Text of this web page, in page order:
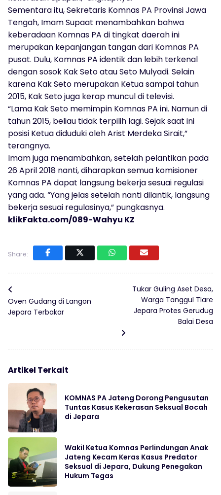
Sementara itu, Sekretaris Komnas PA Provinsi Jawa
Tengah, Imam Supaat menambahkan bahwa
keberadaan Komnas PA di tingkat daerah ini
merupakan kepanjangan tangan dari Komnas PA
pusat. Dulu, Komnas PA identik dan lebih terkenal
dengan sosok Kak Seto atau Seto Mulyadi. Selain
karena Kak Seto merupakan Ketua sampai tahun
2015, Kak Seto juga kerap muncul di televisi.
“Lama Kak Seto memimpin Komnas PA ini. Namun di
tahun 2015, beliau tidak terpilih lagi. Sejak saat ini
posisi Ketua diduduki oleh Arist Merdeka Sirait,”
terangnya.
Imam juga menambahkan, setelah pelantikan pada
26 April 2018 nanti, diharapkan semua komisioner
Komnas PA dapat langsung bekerja sesuai regulasi
yang ada. “Yang jelas setelah nanti dilantik, langsung
bekerja sesuai regulasinya,” pungkasnya.
klikFakta.com/089-Wahyu KZ
Share:
Oven Gudang di Langon
Jepara Terbakar
Tukar Guling Aset Desa,
Warga Tanggul Tlare
Jepara Protes Gerudug
Balai Desa
Artikel Terkait
KOMNAS PA Jateng Dorong Pengusutan
Tuntas Kasus Kekerasan Seksual Bocah
di Jepara
Wakil Ketua Komnas Perlindungan Anak
Jateng Kecam Keras Kasus Predator
Seksual di Jepara, Dukung Penegakan
Hukum Tegas